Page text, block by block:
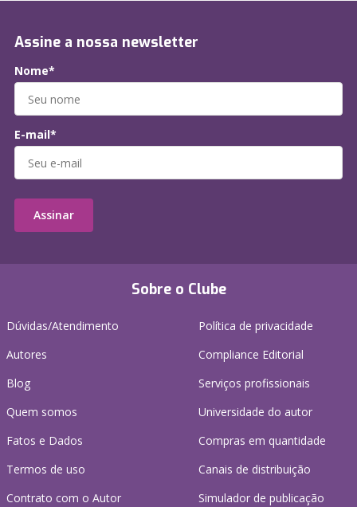
Sobre o Clube
Dúvidas/Atendimento
Autores
Blog
Quem somos
Fatos e Dados
Termos de uso
Contrato com o Autor
Política de privacidade
Compliance Editorial
Serviços profissionais
Universidade do autor
Compras em quantidade
Canais de distribuição
Simulador de publicação
Assine a nossa newsletter
Nome*
E-mail*
Assinar